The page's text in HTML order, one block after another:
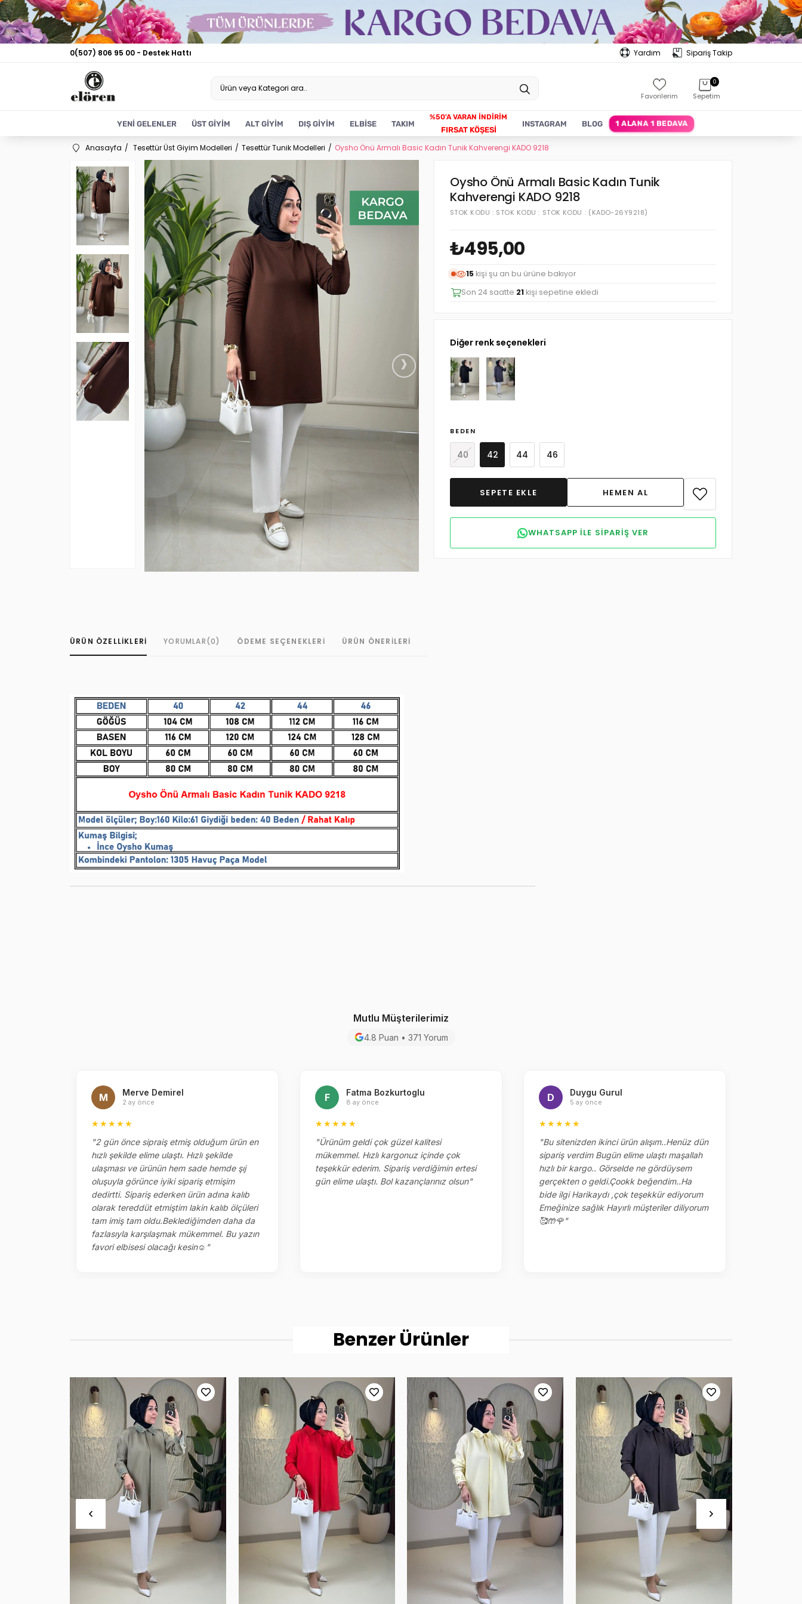
0(507) 806 95 00 - Destek Hattı Yardım Sipariş Takip
Sepetim
0
Favorilerim
YENİ GELENLER ÜST GİYİM ALT GİYİM DIŞ GİYİM ELBİSE TAKIM
FIRSAT KÖŞESİ
INSTAGRAM BLOG 1 ALANA 1 BEDAVA
Anasayfa Tesettür Üst Giyim Modelleri Tesettür Tunik Modelleri Oysho Önü Armalı Basic Kadın Tunik Kahverengi KADO 9218
›
Oysho Önü Armalı Basic Kadın Tunik
Kahverengi KADO 9218
(KADO-26Y9218)
STOK KODU STOK KODU STOK KODU
₺495,00
15 kişi şu an bu ürüne bakıyor
Son 24 saatte 21 kişi sepetine ekledi
Diğer renk seçenekleri
BEDEN
40 42 44 46
WHATSAPP ILE SIPARIŞ VER
ÜRÜN ÖZELLIKLERI YORUMLAR(0) ÖDEME SEÇENEKLERI ÜRÜN ÖNERILERI
Mutlu Müşterilerimiz
4.8 Puan • 371 Yorum
M Merve Demirel
2 ay önce
★★★★★
"2 gün önce sipraiş etmiş olduğum ürün en
hızlı şekilde elime ulaştı. Hızlı şekilde
ulaşması ve ürünün hem sade hemde şıj
oluşuyla görünce iyiki sipariş etmişim
dedirtti. Sipariş ederken ürün adına kalıb
olarak tereddüt etmiştim lakin kalıb ölçüleri
tam imiş tam oldu.Beklediğimden daha da
fazlasıyla karşılaşmak mükemmel. Bu yazın
favori elbisesi olacağı kesin☺️"
F Fatma Bozkurtoglu
8 ay önce
★★★★★
"Ürünüm geldi çok güzel kalitesi
mükemmel. Hızlı kargonuz içinde çok
teşekkür ederim. Sipariş verdiğimin ertesi
gün elime ulaştı. Bol kazançlarınız olsun"
D Duygu Gurul
5 ay önce
★★★★★
"Bu sitenizden ikinci ürün alışım..Henüz dün
sipariş verdim Bugün elime ulaştı maşallah
hızlı bir kargo.. Görselde ne gördüysem
gerçekten o geldi.Çookk beğendim..Ha
bide ilgi Harikaydı ,çok teşekkür ediyorum
Emeğinize sağlık Hayırlı müşteriler diliyorum
🥰🤲🌹"
Benzer Ürünler